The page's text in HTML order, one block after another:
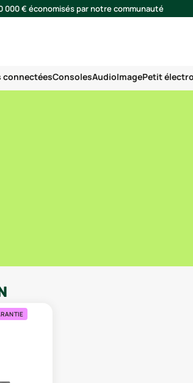
000 € économisés par notre communauté
connectéesConsolesAudioImagePetit